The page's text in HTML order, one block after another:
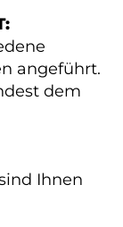
angeführt.
dem
Ihnen